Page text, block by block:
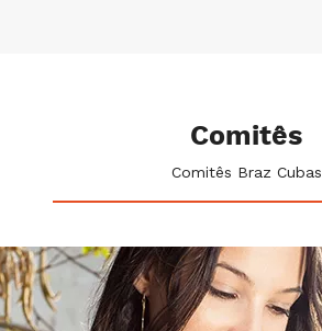
Comitês
Comitês Braz Cubas